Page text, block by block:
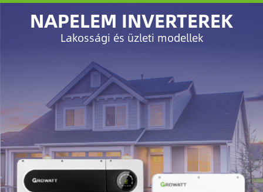
NAPELEM INVERTEREK
Lakossági és üzleti modellek